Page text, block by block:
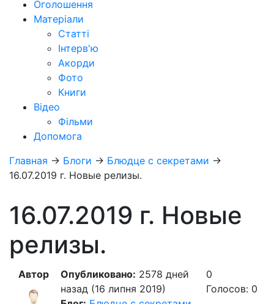
Оголошення
Матеріали
Статті
Інтерв'ю
Акорди
Фото
Книги
Відео
Фільми
Допомога
Главная → Блоги → Блюдце с секретами →
16.07.2019 г. Новые релизы.
16.07.2019 г. Новые
релизы.
Автор Опубликовано: 2578 дней
назад (16 липня 2019)
0
Голосов: 0